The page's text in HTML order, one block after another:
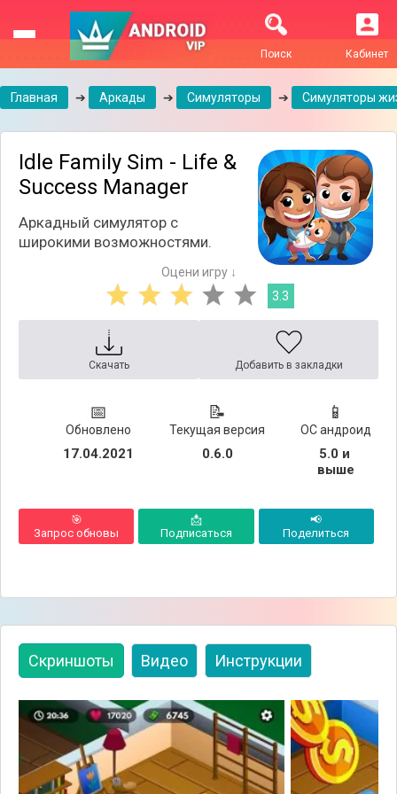
Кабинет
Поиск
Главная ➔ Аркады ➔ Симуляторы ➔ Симуляторы
Idle Family Sim - Life &
Success Manager
Аркадный симулятор с
широкими возможностями.
Оцени игру ↓
3.3
Скачать Добавить в закладки
📅
Обновлено
17.04.2021
📝
Текущая версия
0.6.0
📱
ОС андроид
5.0 и
выше
🎯
Запрос обновы
📩
Подписаться
📢
Поделиться
Скриншоты Видео Инструкции